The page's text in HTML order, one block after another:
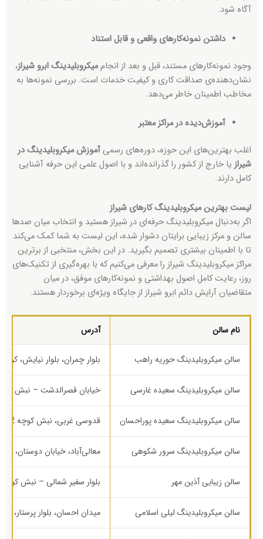
آگاه شود.
داشتن نمونه‌کارهای واقعی و قابل استناد
وجود نمونه‌کارهای مستند، قبل و بعد از انجاممیکروبلیدینگ ابرو شیراز،
نشان‌دهنده‌ی صداقت کاری و کیفیت خدمات است. بررسی نمونه‌ها به
مخاطب اطمینان خاطر می‌دهد.
آموزش‌دیده در مراکز معتبر
اغلب بهترین‌های این حوزه، دوره‌های رسمیآموزش میکروبلیدینگ در
شیرازیا خارج از کشور را گذرانده‌اند و با اصول علمی این حرفه آشنایی
کامل دارند.
لیست بهترین میکروبلیدینگ کارهای شیراز
اگر به‌دنبال میکروبلیدینگ حرفه‌ای در شیراز هستید و انتخاب میان صدها
سالن و مرکز زیبایی برایتان دشوار شده، این لیست به شما کمک می‌کند
تا با اطمینان بیشتری تصمیم بگیرید. در این بخش، منتخبی از برترین
مراکز میکروبلیدینگ شیراز را معرفی می‌کنیم که با بهره‌گیری از تکنیک‌های
روز، رعایت کامل اصول بهداشتی و نمونه‌کارهای موفق، در میان
متقاضیان آرایش دائم ابرو شیراز از جایگاه ویژه‌ای برخوردار هستند.
نام سالن آدرس
سالن میکروبلیدینگ حوریه راهب بلوار چمران، بلوار نیایش، کوچه ۳، خیابان هنگام، کوچه ۶، نبش
سالن میکروبلیدینگ سعیده غارسی خیابان قصرالدشت – نبش کوچه 50 – سالن زیبایی لی‌لی
سالن میکروبلیدینگ سعیده پوراحسان قدوسی غربی، نبش کوچه 12
سالن میکروبلیدینگ سرور شکوهی معالی‌آباد، خیابان دوستان،
سالن زیبایی آذین مهر بلوار سفیر شمالی – نبش کوچه
سالن میکروبلیدینگ لیلی اسلامی میدان احسان، بلوار پرستار،